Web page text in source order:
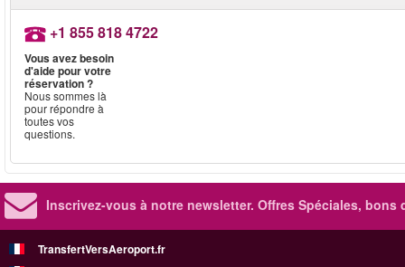
+1 855 818 4722
Vous avez besoin
d'aide pour votre
réservation ?
Nous sommes là
pour répondre à
toutes vos
questions.
Inscrivez-vous à notre newsletter. Offres Spéciales, bons
TransfertVersAeroport.fr